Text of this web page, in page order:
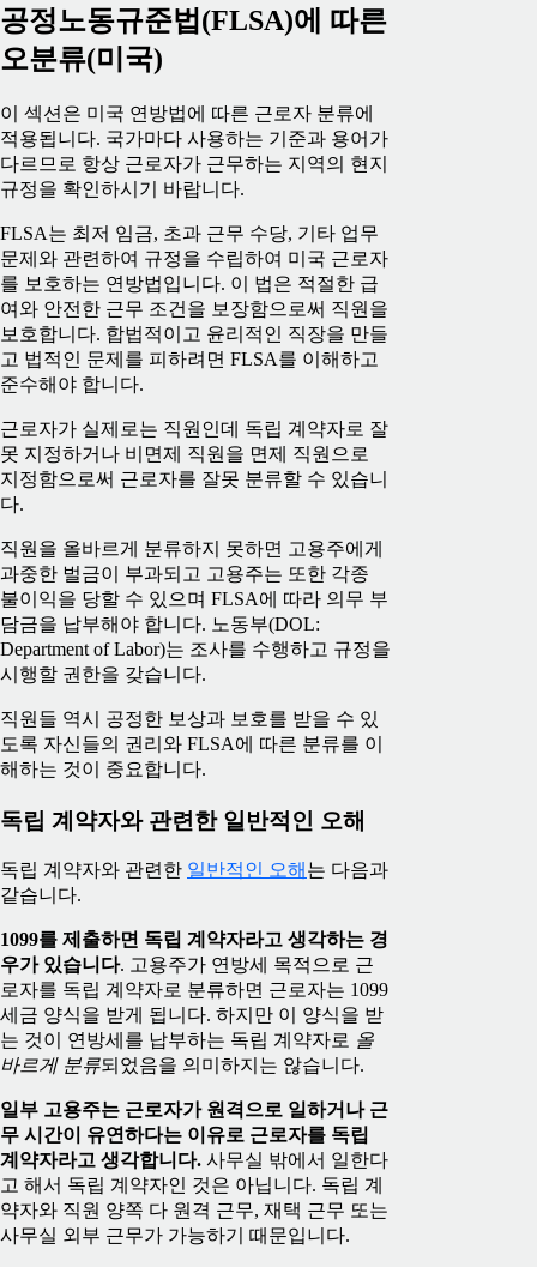
공정노동규준법(FLSA)에 따른
오분류(미국)
이 섹션은 미국 연방법에 따른 근로자 분류에
적용됩니다. 국가마다 사용하는 기준과 용어가
다르므로 항상 근로자가 근무하는 지역의 현지
규정을 확인하시기 바랍니다.
FLSA는 최저 임금, 초과 근무 수당, 기타 업무
문제와 관련하여 규정을 수립하여 미국 근로자
를 보호하는 연방법입니다. 이 법은 적절한 급
여와 안전한 근무 조건을 보장함으로써 직원을
보호합니다. 합법적이고 윤리적인 직장을 만들
고 법적인 문제를 피하려면 FLSA를 이해하고
준수해야 합니다.
근로자가 실제로는 직원인데 독립 계약자로 잘
못 지정하거나 비면제 직원을 면제 직원으로
지정함으로써 근로자를 잘못 분류할 수 있습니
다.
직원을 올바르게 분류하지 못하면 고용주에게
과중한 벌금이 부과되고 고용주는 또한 각종
불이익을 당할 수 있으며 FLSA에 따라 의무 부
담금을 납부해야 합니다. 노동부(DOL:
Department of Labor)는 조사를 수행하고 규정을
시행할 권한을 갖습니다.
직원들 역시 공정한 보상과 보호를 받을 수 있
도록 자신들의 권리와 FLSA에 따른 분류를 이
해하는 것이 중요합니다.
독립 계약자와 관련한 일반적인 오해
독립 계약자와 관련한 일반적인 오해 는 다음과
같습니다.
1099를 제출하면 독립 계약자라고 생각하는 경
우가 있습니다. 고용주가 연방세 목적으로 근
로자를 독립 계약자로 분류하면 근로자는 1099
세금 양식을 받게 됩니다. 하지만 이 양식을 받
는 것이 연방세를 납부하는 독립 계약자로 올
바르게 분류되었음을 의미하지는 않습니다.
일부 고용주는 근로자가 원격으로 일하거나 근
무 시간이 유연하다는 이유로 근로자를 독립
계약자라고 생각합니다. 사무실 밖에서 일한다
고 해서 독립 계약자인 것은 아닙니다. 독립 계
약자와 직원 양쪽 다 원격 근무, 재택 근무 또는
사무실 외부 근무가 가능하기 때문입니다.